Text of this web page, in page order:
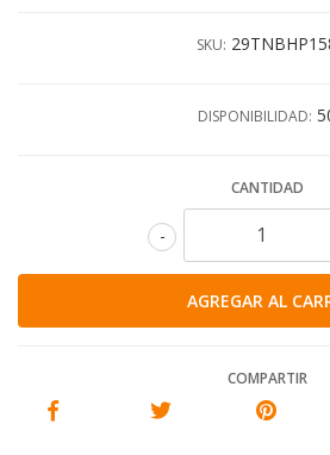
SKU:
DISPONIBILIDAD:
CANTIDAD
-
COMPARTIR